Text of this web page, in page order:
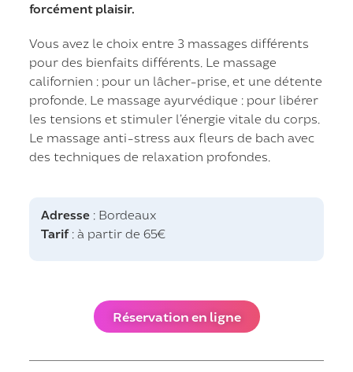
forcément plaisir.
Vous avez le choix entre 3 massages différents
pour des bienfaits différents. Le massage
californien : pour un lâcher-prise, et une détente
profonde. Le massage ayurvédique : pour libérer
les tensions et stimuler l’énergie vitale du corps.
Le massage anti-stress aux fleurs de bach avec
des techniques de relaxation profondes.
Adresse : Bordeaux
Tarif: à partir de 65€
Réservation en ligne